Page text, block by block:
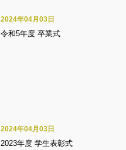
令和5年度 卒業式
2024年04月03日
2023年度 学生表彰式
2024年04月03日